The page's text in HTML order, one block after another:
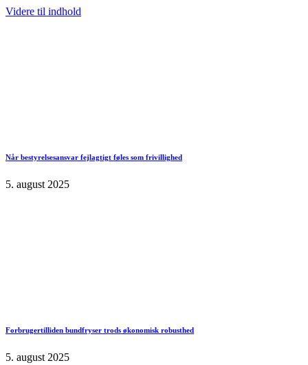
Videre til indhold
Når bestyrelsesansvar fejlagtigt føles som frivillighed
5. august 2025
Forbrugertilliden bundfryser trods økonomisk robusthed
5. august 2025